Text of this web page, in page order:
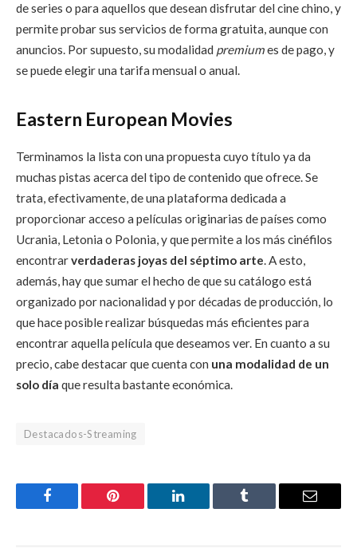
de series o para aquellos que desean disfrutar del cine chino, y
permite probar sus servicios de forma gratuita, aunque con
anuncios. Por supuesto, su modalidad premiumes de pago, y
se puede elegir una tarifa mensual o anual.
Eastern European Movies
Terminamos la lista con una propuesta cuyo título ya da
muchas pistas acerca del tipo de contenido que ofrece. Se
trata, efectivamente, de una plataforma dedicada a
proporcionar acceso a películas originarias de países como
Ucrania, Letonia o Polonia, y que permite a los más cinéfilos
encontrarverdaderas joyas del séptimo arte. A esto,
además, hay que sumar el hecho de que su catálogo está
organizado por nacionalidad y por décadas de producción, lo
que hace posible realizar búsquedas más eficientes para
encontrar aquella película que deseamos ver. En cuanto a su
precio, cabe destacar que cuenta con una modalidad de un
solo día que resulta bastante económica.
Destacados-Streaming
Facebook Pinterest LinkedIn Tumblr Email